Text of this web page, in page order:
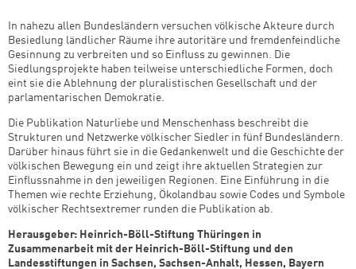
In nahezu allen Bundesländern versuchen völkische Akteure durch
Besiedlung ländlicher Räume ihre autoritäre und fremdenfeindliche
Gesinnung zu verbreiten und so Einfluss zu gewinnen. Die
Siedlungsprojekte haben teilweise unterschiedliche Formen, doch
eint sie die Ablehnung der pluralistischen Gesellschaft und der
parlamentarischen Demokratie.
Die Publikation Naturliebe und Menschenhass beschreibt die
Strukturen und Netzwerke völkischer Siedler in fünf Bundesländern.
Darüber hinaus führt sie in die Gedankenwelt und die Geschichte der
völkischen Bewegung ein und zeigt ihre aktuellen Strategien zur
Einflussnahme in den jeweiligen Regionen. Eine Einführung in die
Themen wie rechte Erziehung, Ökolandbau sowie Codes und Symbole
völkischer Rechtsextremer runden die Publikation ab.
Herausgeber: Heinrich-Böll-Stiftung Thüringen in
Zusammenarbeit mit der Heinrich-Böll-Stiftung und den
Landesstiftungen in Sachsen, Sachsen-Anhalt, Hessen, Bayern